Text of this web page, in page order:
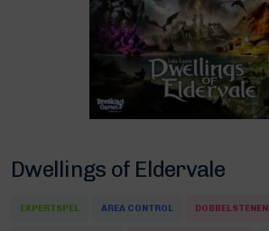
Dwellings of Eldervale
EXPERTSPEL AREA CONTROL DOBBELSTENEN